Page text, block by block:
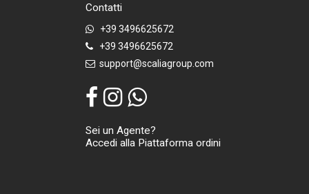
Contatti
+39 3496625672
+39 3496625672
support@scaliagroup.com
Sei un Agente?
Accedi alla Piattaforma ordini